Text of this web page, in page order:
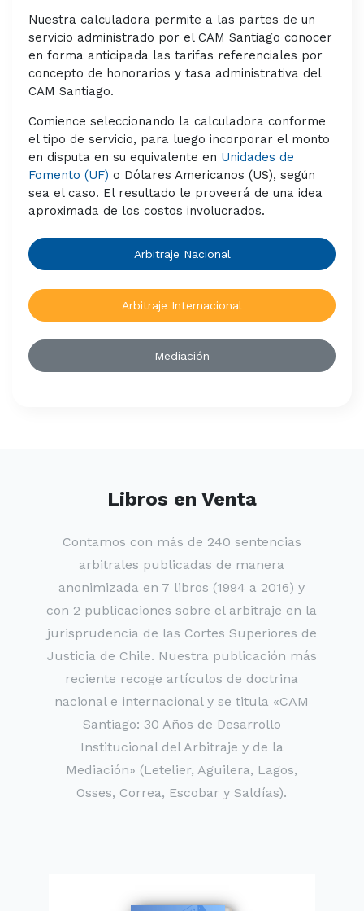
Nuestra calculadora permite a las partes de un
servicio administrado por el CAM Santiago conocer
en forma anticipada las tarifas referenciales por
concepto de honorarios y tasa administrativa del
CAM Santiago.
Comience seleccionando la calculadora conforme
el tipo de servicio, para luego incorporar el monto
en disputa en su equivalente en Unidades de
Fomento (UF) o Dólares Americanos (US), según
sea el caso. El resultado le proveerá de una idea
aproximada de los costos involucrados.
Arbitraje Nacional
Arbitraje Internacional
Mediación
Libros en Venta
Contamos con más de 240 sentencias
arbitrales publicadas de manera
anonimizada en 7 libros (1994 a 2016) y
con 2 publicaciones sobre el arbitraje en la
jurisprudencia de las Cortes Superiores de
Justicia de Chile. Nuestra publicación más
reciente recoge artículos de doctrina
nacional e internacional y se titula «CAM
Santiago: 30 Años de Desarrollo
Institucional del Arbitraje y de la
Mediación» (Letelier, Aguilera, Lagos,
Osses, Correa, Escobar y Saldías).